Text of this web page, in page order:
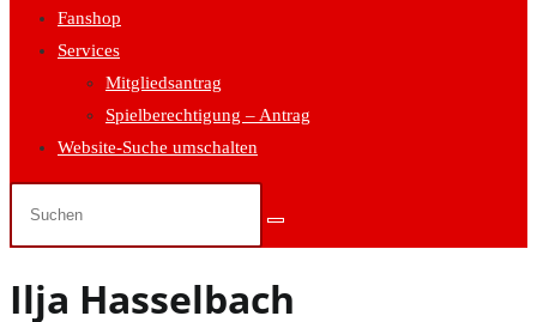
Fanshop
Services
Mitgliedsantrag
Spielberechtigung – Antrag
Website-Suche umschalten
Ilja Hasselbach